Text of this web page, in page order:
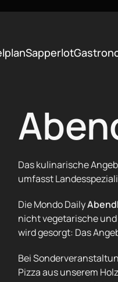
Sapperlot
Das kulinarische
umfasst
Die Mondo Daily
nicht vegetarische
wird gesorgt: Das
Bei
Pizza aus unserem